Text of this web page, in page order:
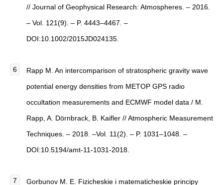
// Journal of Geophysical Research: Atmospheres. – 2016.
– Vol. 121(9). – P. 4443–4467. –
DOI:10.1002/2015JD024135.
Rapp M. An intercomparison of stratospheric gravity wave
potential energy densities from METOP GPS radio
occultation measurements and ECMWF model data / M.
Rapp, A. Dörnbrack, B. Kaifler // Atmospheric Measurement
Techniques. – 2018. –Vol. 11(2). – P. 1031–1048. –
DOI:10.5194/amt-11-1031-2018.
Gorbunov M. E. Fizicheskie i matematicheskie principy